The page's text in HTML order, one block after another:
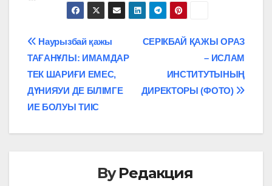
Навигация
по
записям
СЕРІКБАЙ ҚАЖЫ ОРАЗ
– ИСЛАМ
ИНСТИТУТЫНЫҢ
ДИРЕКТОРЫ (ФОТО)
Наурызбай қажы
ТАҒАНҰЛЫ: ИМАМДАР
ТЕК ШАРИҒИ ЕМЕС,
ДҮНИЯУИ ДЕ БІЛІМГЕ
ИЕ БОЛУЫ ТИІС
ByРедакция